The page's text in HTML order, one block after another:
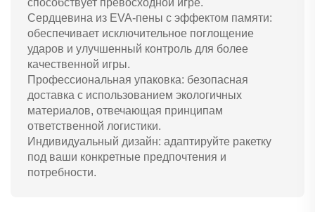
способствует превосходной игре.
Сердцевина из EVA-пены с эффектом памяти:
обеспечивает исключительное поглощение
ударов и улучшенный контроль для более
качественной игры.
Профессиональная упаковка: безопасная
доставка с использованием экологичных
материалов, отвечающая принципам
ответственной логистики.
Индивидуальный дизайн: адаптируйте ракетку
под ваши конкретные предпочтения и
потребности.